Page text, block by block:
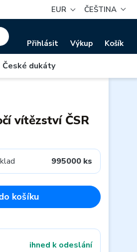
EUR ČEŠTINA
Přihlásit Výkup Košík
České dukáty
vítězství ČSR
995000 ks
košíku
ihned k odeslání